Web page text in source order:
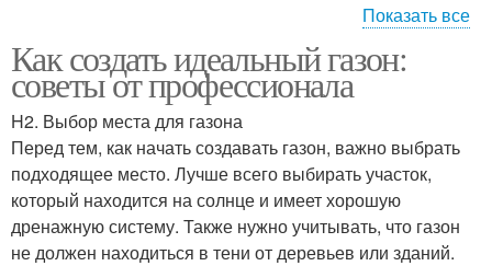
Сорняки на газонах
Показать все
Как создать идеальный газон:
советы от профессионала
H2. Выбор места для газона
Перед тем, как начать создавать газон, важно выбрать
подходящее место. Лучше всего выбирать участок,
который находится на солнце и имеет хорошую
дренажную систему. Также нужно учитывать, что газон
не должен находиться в тени от деревьев или зданий.